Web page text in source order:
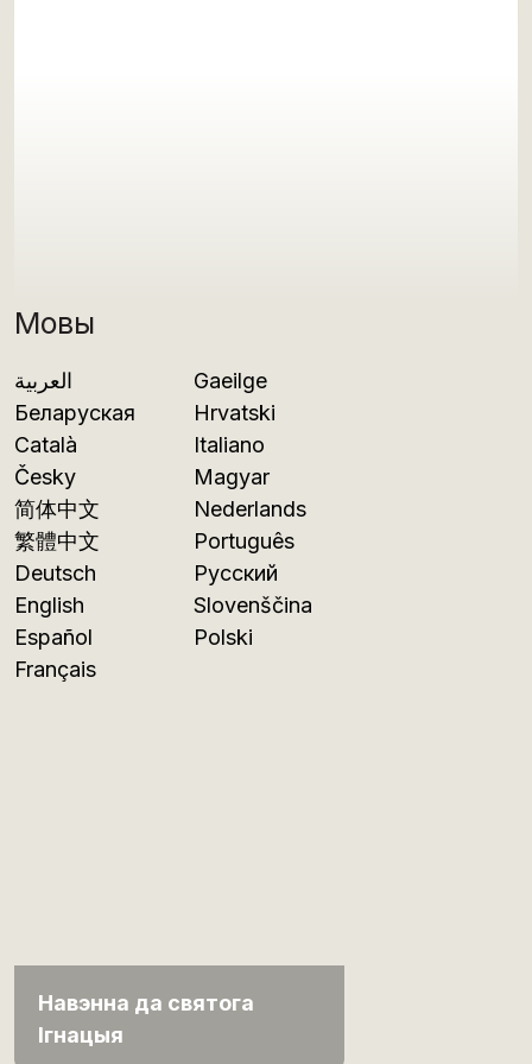
Мовы
العربية
Беларуская
Català
Česky
简体中文
繁體中文
Deutsch
English
Español
Français
Gaeilge
Hrvatski
Italiano
Magyar
Nederlands
Português
Русский
Slovenščina
Polski
Навэнна да святога
Ігнацыя